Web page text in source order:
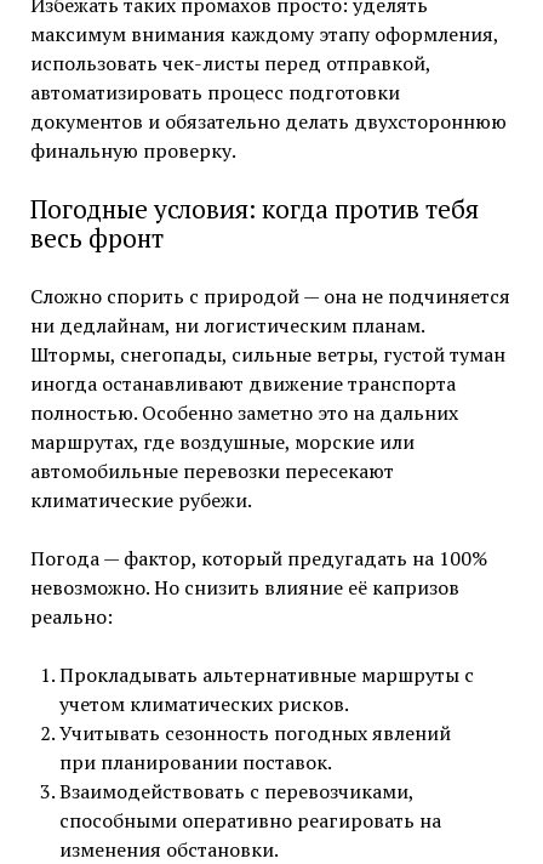
максимум внимания каждому этапу оформления,
использовать чек-листы перед отправкой,
автоматизировать процесс подготовки
документов и обязательно делать двухстороннюю
финальную проверку.
Погодные условия: когда против тебя
весь фронт
Сложно спорить с природой — она не подчиняется
ни дедлайнам, ни логистическим планам.
Штормы, снегопады, сильные ветры, густой туман
иногда останавливают движение транспорта
полностью. Особенно заметно это на дальних
маршрутах, где воздушные, морские или
автомобильные перевозки пересекают
климатические рубежи.
Погода — фактор, который предугадать на 100%
невозможно. Но снизить влияние её капризов
реально:
Прокладывать альтернативные маршруты с
учетом климатических рисков.
Учитывать сезонность погодных явлений
при планировании поставок.
Взаимодействовать с перевозчиками,
способными оперативно реагировать на
изменения обстановки.